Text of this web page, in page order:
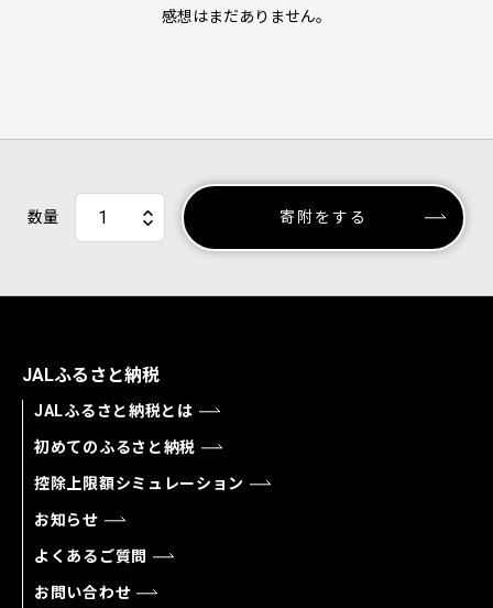
感想はまだありません。
数量 寄附をする
JALふるさと納税
JALふるさと納税とは
初めてのふるさと納税
控除上限額シミュレーション
お知らせ
よくあるご質問
お問い合わせ